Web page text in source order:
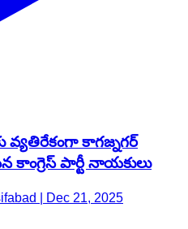
వ్యతిరేకంగా కాగజ్నగర్
పార్టీ నాయకులు
| Dec 21, 2025